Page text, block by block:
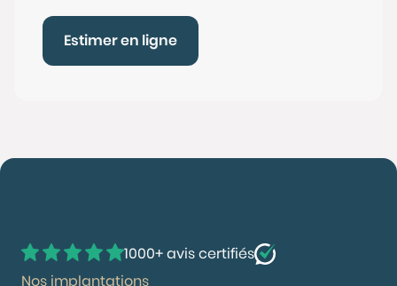
Estimer en ligne
1000+ avis certifiés
Nos implantations